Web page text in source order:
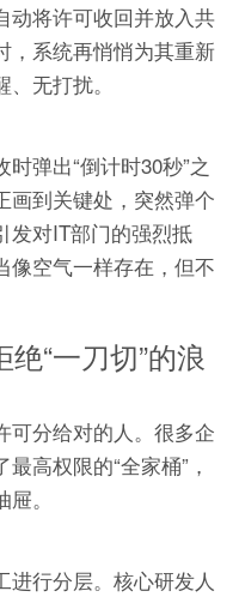
动将许可收回并放入共
，系统再悄悄为其重新
无打扰。
弹出“倒计时30秒”之
画到关键处，突然弹个
发对IT部门的强烈抵
像空气一样存在，但不
“一刀切”的浪
可分给对的人。很多企
高权限的“全家桶”，
。
进行分层。核心研发人